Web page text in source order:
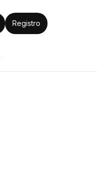
Registro